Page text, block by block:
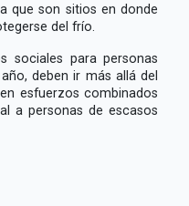
que son sitios en donde
del frío.
sociales para personas
deben ir más allá del
esfuerzos combinados
a personas de escasos